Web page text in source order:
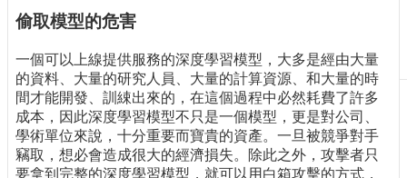
物
務
服
務
專
題
報
偷取模型的危害
一個可以上線提供服務的深度學習模型，大多是經由大量
的資料、大量的研究人員、大量的計算資源、和大量的時
間才能開發、訓綀出來的，在這個過程中必然耗費了許多
成本，因此深度學習模型不只是一個模型，更是對公司、
學術單位來說，十分重要而寶貴的資產。一旦被競爭對手
竊取，想必會造成很大的經濟損失。除此之外，攻擊者只
要拿到完整的深度學習模型，就可以用白箱攻擊的方式，